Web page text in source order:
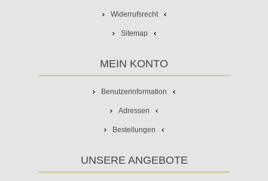
Widerrufsrecht
Sitemap
MEIN KONTO
Benutzerinformation
Adressen
Bestellungen
UNSERE ANGEBOTE